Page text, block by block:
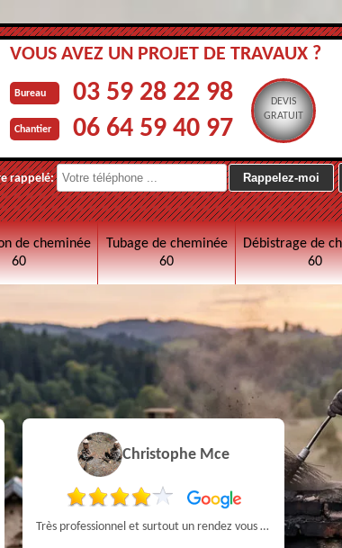
VOUS AVEZ UN PROJET DE TRAVAUX ?
Bureau 03 59 28 22 98
Chantier 06 64 59 40 97
DEVIS
GRATUIT
rappelé:
de cheminée
60
Tubage de cheminée
60
Débistrage de
60
Christophe Mce
Très professionnel et surtout un rendez vous rapide pour un ramonage efficace